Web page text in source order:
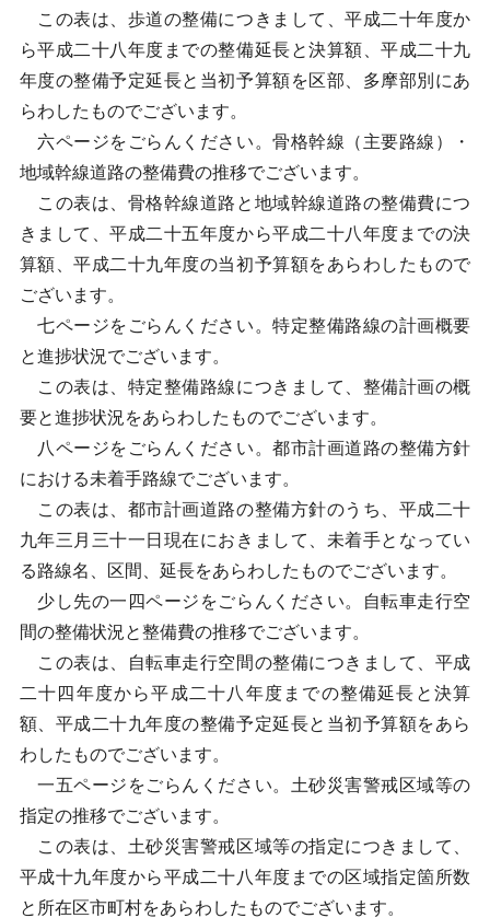
この表は、歩道の整備につきまして、平成二十年度か
ら平成二十八年度までの整備延長と決算額、平成二十九
年度の整備予定延長と当初予算額を区部、多摩部別にあ
らわしたものでございます。
六ページをごらんください。骨格幹線（主要路線）・
地域幹線道路の整備費の推移でございます。
この表は、骨格幹線道路と地域幹線道路の整備費につ
きまして、平成二十五年度から平成二十八年度までの決
算額、平成二十九年度の当初予算額をあらわしたもので
ございます。
七ページをごらんください。特定整備路線の計画概要
と進捗状況でございます。
この表は、特定整備路線につきまして、整備計画の概
要と進捗状況をあらわしたものでございます。
八ページをごらんください。都市計画道路の整備方針
における未着手路線でございます。
この表は、都市計画道路の整備方針のうち、平成二十
九年三月三十一日現在におきまして、未着手となってい
る路線名、区間、延長をあらわしたものでございます。
少し先の一四ページをごらんください。自転車走行空
間の整備状況と整備費の推移でございます。
この表は、自転車走行空間の整備につきまして、平成
二十四年度から平成二十八年度までの整備延長と決算
額、平成二十九年度の整備予定延長と当初予算額をあら
わしたものでございます。
一五ページをごらんください。土砂災害警戒区域等の
指定の推移でございます。
この表は、土砂災害警戒区域等の指定につきまして、
平成十九年度から平成二十八年度までの区域指定箇所数
と所在区市町村をあらわしたものでございます。